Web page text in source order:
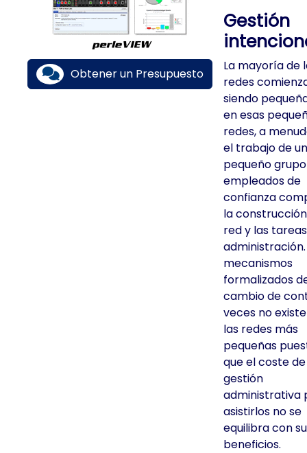
Gestión
La mayoría de
redes
siendo
en esas
redes, a
el trabajo de un
pequeño
empleados de
confianza
la
red y las
administración.
mecanismos
formalizados
cambio de
veces no
las redes más
pequeñas
que el coste
gestión
administrativa
asistirlos no se
equilibra con
beneficios.
Obtener un Presupuesto